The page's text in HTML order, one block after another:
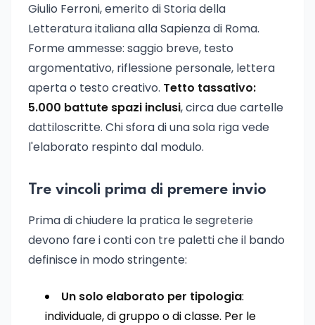
Giulio Ferroni, emerito di Storia della
Letteratura italiana alla Sapienza di Roma.
Forme ammesse: saggio breve, testo
argomentativo, riflessione personale, lettera
aperta o testo creativo. Tetto tassativo:
5.000 battute spazi inclusi, circa due cartelle
dattiloscritte. Chi sfora di una sola riga vede
l'elaborato respinto dal modulo.
Tre vincoli prima di premere invio
Prima di chiudere la pratica le segreterie
devono fare i conti con tre paletti che il bando
definisce in modo stringente:
Un solo elaborato per tipologia:
individuale, di gruppo o di classe. Per le